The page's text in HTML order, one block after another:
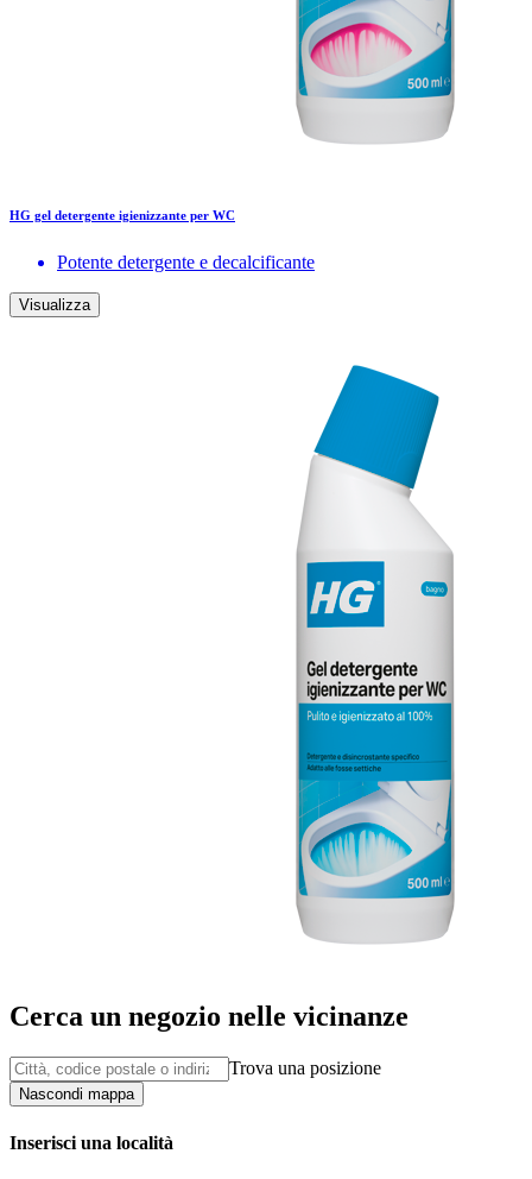
HG gel detergente igienizzante per WC
Potente detergente e decalcificante
Visualizza
Cerca un negozio nelle vicinanze
Trova una posizione
Nascondi mappa
Inserisci una località